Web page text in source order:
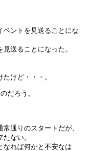
ベントを見送ることにな
送ることになった。
けど・・・。
だろう。
通りのスタートだが、
ない。
なれば何かと不安なは